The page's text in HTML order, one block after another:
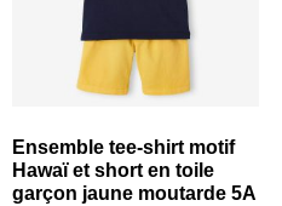
Ensemble tee-shirt motif
Hawaï et short en toile
garçon jaune moutarde 5A